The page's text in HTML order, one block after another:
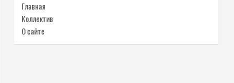
Главная
Коллектив
О сайте